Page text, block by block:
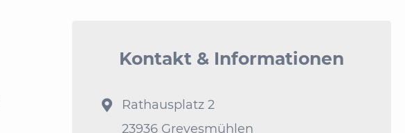
Kontakt & Informationen

Rathausplatz 2
23936 Grevesmühlen